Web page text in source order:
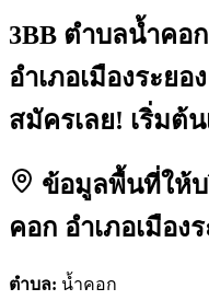
3BB ตำบลน้ำคอก
อำเภอเมืองระยอ
สมัครเลย! เริ่มต้
ข้อมูลพื้นที่ให้
คอก อำเภอเมือง
ตำบล: น้ำคอก